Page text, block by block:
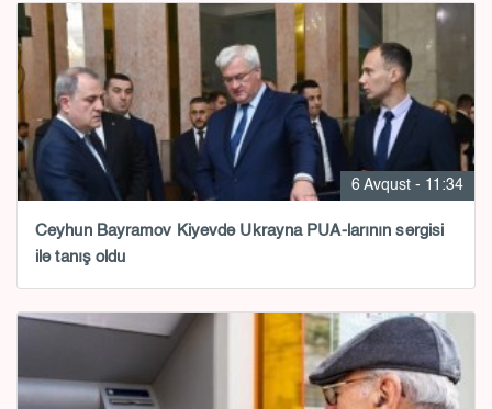
6 Avqust - 11:34
Ceyhun Bayramov Kiyevdə Ukrayna PUA-larının sərgisi
ilə tanış oldu